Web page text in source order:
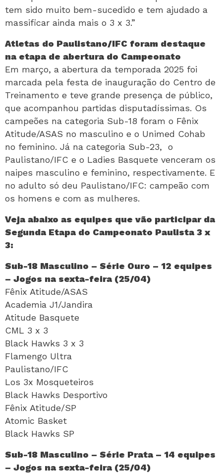
tem sido muito bem-sucedido e tem ajudado a
massificar ainda mais o 3 x 3.”
Atletas do Paulistano/IFC foram destaque
na etapa de abertura do Campeonato
Em março, a abertura da temporada 2025 foi
marcada pela festa de inauguração do Centro de
Treinamento e teve grande presença de público,
que acompanhou partidas disputadíssimas. Os
campeões na categoria Sub-18 foram o Fênix
Atitude/ASAS no masculino e o Unimed Cohab
no feminino. Já na categoria Sub-23, o
Paulistano/IFC e o Ladies Basquete venceram os
naipes masculino e feminino, respectivamente. E
no adulto só deu Paulistano/IFC: campeão com
os homens e com as mulheres.
Veja abaixo as equipes que vão participar da
Segunda Etapa do Campeonato Paulista 3 x
3:
Sub-18 Masculino – Série Ouro – 12 equipes
– Jogos na sexta-feira (25/04)
Fênix Atitude/ASAS
Academia J1/Jandira
Atitude Basquete
CML 3 x 3
Black Hawks 3 x 3
Flamengo Ultra
Paulistano/IFC
Los 3x Mosqueteiros
Black Hawks Desportivo
Fênix Atitude/SP
Atomic Basket
Black Hawks SP
Sub-18 Masculino – Série Prata – 14 equipes
– Jogos na sexta-feira (25/04)